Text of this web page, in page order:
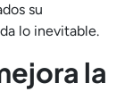
su
lo inevitable.
la